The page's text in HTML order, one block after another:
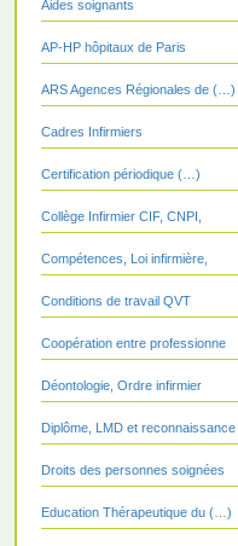
Aides soignants
AP-HP hôpitaux de Paris
ARS Agences Régionales de (…)
Cadres Infirmiers
Certification périodique (…)
Collège Infirmier CIF, CNPI,
Compétences, Loi infirmière,
Conditions de travail QVT
Coopération entre professionne
Déontologie, Ordre infirmier
Diplôme, LMD et reconnaissance
Droits des personnes soignées
Education Thérapeutique du (…)